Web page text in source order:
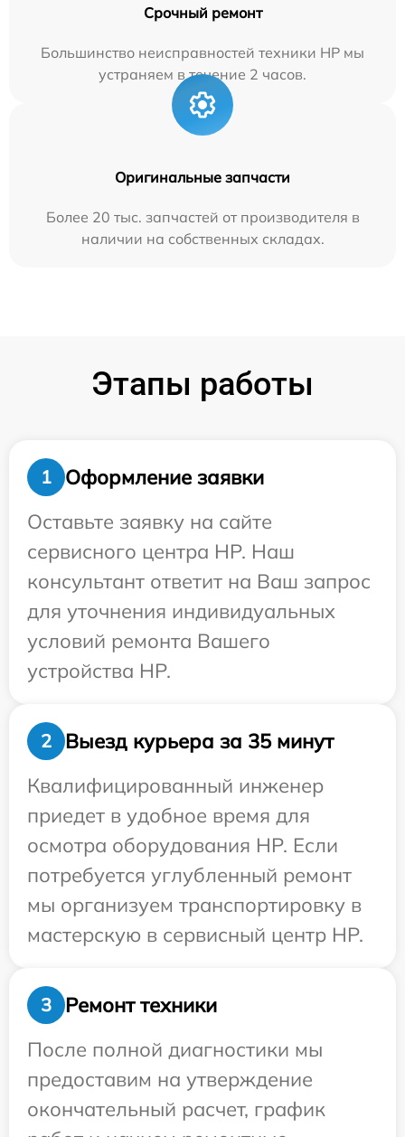
Срочный ремонт
Большинство неисправностей техники HP мы
устраняем в течение 2 часов.
Оригинальные запчасти
Более 20 тыс. запчастей от производителя в
наличии на собственных складах.
Этапы работы
1
Оформление заявки
Оставьте заявку на сайте
сервисного центра HP. Наш
консультант ответит на Ваш запрос
для уточнения индивидуальных
условий ремонта Вашего
устройства HP.
2
Выезд курьера за 35 минут
Квалифицированный инженер
приедет в удобное время для
осмотра оборудования HP. Если
потребуется углубленный ремонт
мы организуем транспортировку в
мастерскую в сервисный центр HP.
3
Ремонт техники
После полной диагностики мы
предоставим на утверждение
окончательный расчет, график